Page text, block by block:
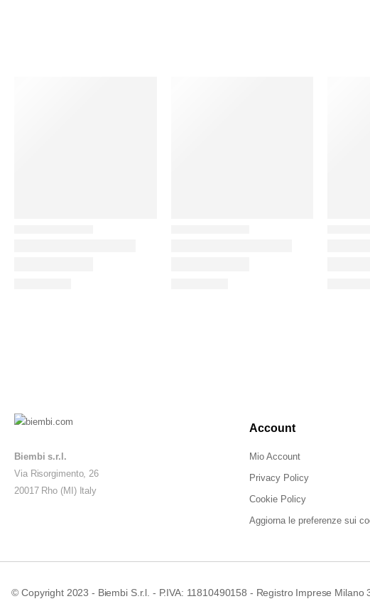
Biembi s.r.l.
Via Risorgimento, 26
20017 Rho (MI) Italy
Account
Mio Account
Privacy Policy
Cookie Policy
Aggiorna le preferenze sui
© Copyright 2023 - Biembi S.r.l. - P.IVA: 11810490158 - Registro Imprese